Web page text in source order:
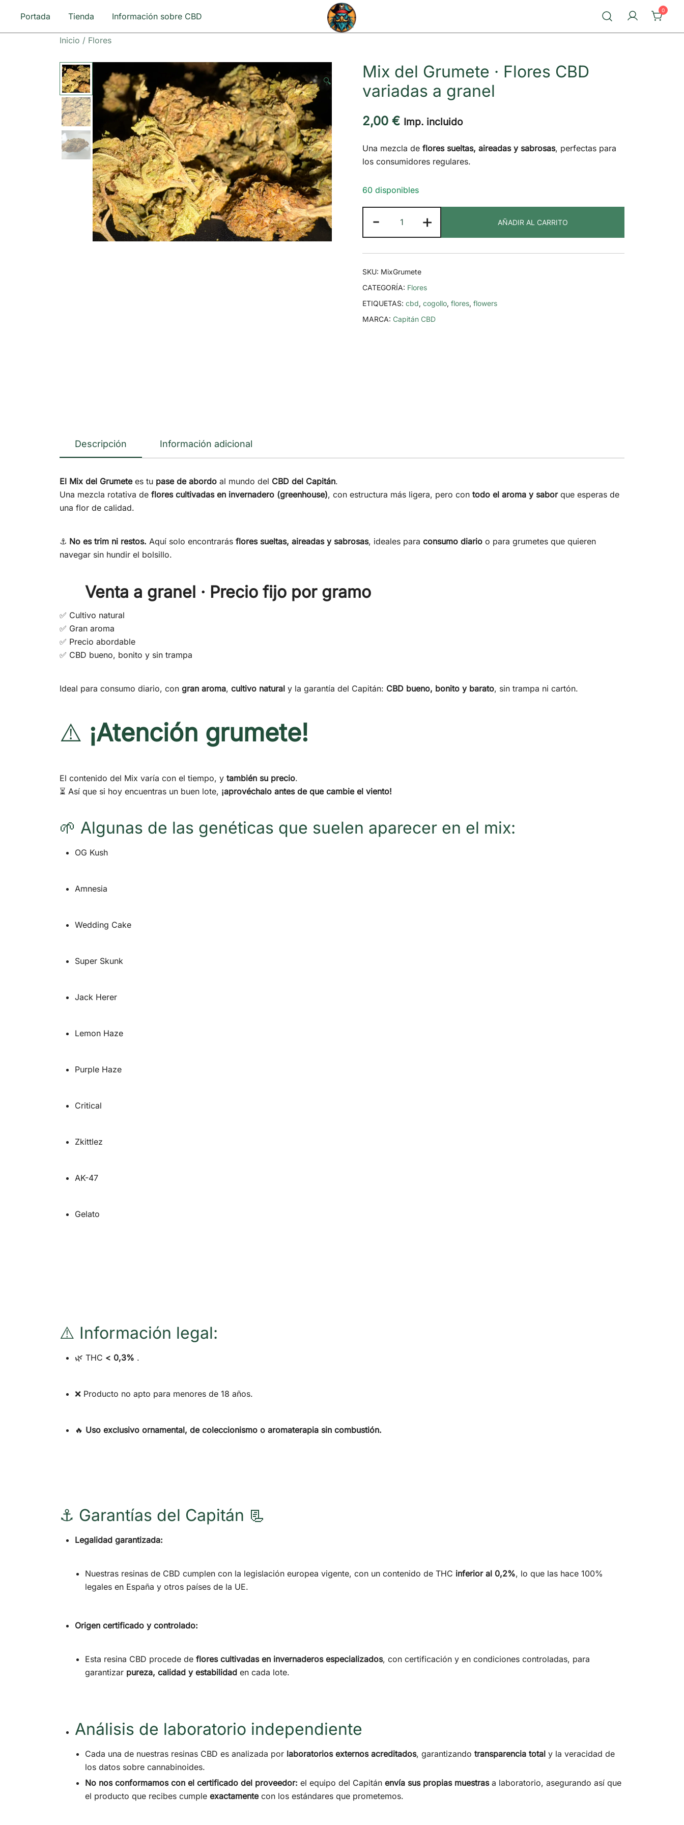
contenido
Portada Tienda Información sobre CBD
0
Inicio / Flores
🔍
Mix del Grumete · Flores CBD
variadas a granel
2,00 € Imp. incluido
Una mezcla de flores sueltas, aireadas y sabrosas, perfectas para
los consumidores regulares.
60 disponibles
-
del
Grumete
·
variadas
a
granel
+ AÑADIR AL CARRITO
SKU: MixGrumete
CATEGORÍA: Flores
ETIQUETAS: cbd, cogollo, flores, flowers
MARCA: Capitán CBD
Descripción Información adicional
El Mix del Grumetees tu pase de abordo al mundo del CBD del Capitán.
Una mezcla rotativa de flores cultivadas en invernadero (greenhouse), con estructura más ligera, pero con todo el aroma y saborque esperas de
una flor de calidad.
⚓ No es trim ni restos. Aquí solo encontrarás flores sueltas, aireadas y sabrosas, ideales para consumo diario o para grumetes que quieren
navegar sin hundir el bolsillo.
Venta a granel · Precio fijo por gramo
✅ Cultivo natural
✅ Gran aroma
✅ Precio abordable
✅ CBD bueno, bonito y sin trampa
Ideal para consumo diario, con gran aroma, cultivo natural y la garantía del Capitán: CBD bueno, bonito y barato, sin trampa ni cartón.
⚠️ ¡Atención grumete!
El contenido del Mix varía con el tiempo, y también su precio.
⏳ Así que si hoy encuentras un buen lote, ¡aprovéchalo antes de que cambie el viento!
🌱 Algunas de las genéticas que suelen aparecer en el mix:
OG Kush
Amnesia
Wedding Cake
Super Skunk
Jack Herer
Lemon Haze
Purple Haze
Critical
Zkittlez
AK-47
Gelato
⚠️ Información legal:
🌿 THC < 0,3% .
❌ Producto no apto para menores de 18 años.
🔥 Uso exclusivo ornamental, de coleccionismo o aromaterapia sin combustión.
⚓ Garantías del Capitán 📃
Legalidad garantizada:
Nuestras resinas de CBD cumplen con la legislación europea vigente, con un contenido de THC inferior al 0,2%, lo que las hace 100%
legales en España y otros países de la UE.
Origen certificado y controlado:
Esta resina CBD procede de flores cultivadas en invernaderos especializados, con certificación y en condiciones controladas, para
garantizar pureza, calidad y estabilidad en cada lote.
Análisis de laboratorio independiente
Cada una de nuestras resinas CBD es analizada por laboratorios externos acreditados, garantizando transparencia total y la veracidad de
los datos sobre cannabinoides.
No nos conformamos con el certificado del proveedor: el equipo del Capitán envía sus propias muestrasa laboratorio, asegurando así que
el producto que recibes cumple exactamentecon los estándares que prometemos.